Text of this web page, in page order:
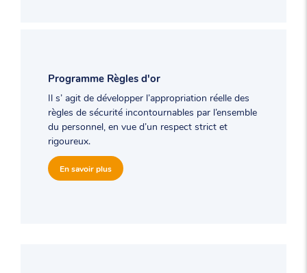
Programme Règles d'or
Il s’ agit de développer l’appropriation réelle des
règles de sécurité incontournables par l’ensemble
du personnel, en vue d’un respect strict et
rigoureux.
En savoir plus